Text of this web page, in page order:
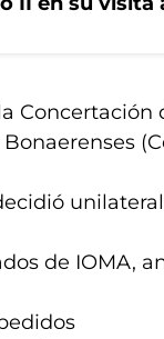
Concertación
de IOMA,